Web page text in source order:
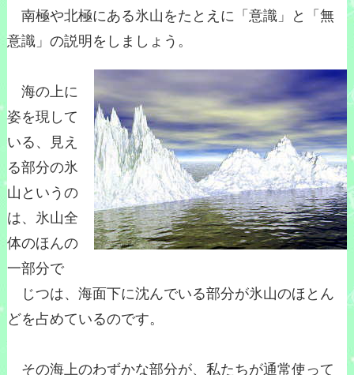
南極や北極にある氷山をたとえに「意識」と「無
意識」の説明をしましょう。
海の上に
姿を現して
いる、見え
る部分の氷
山というの
は、氷山全
体のほんの
一部分で
じつは、海面下に沈んでいる部分が氷山のほとん
どを占めているのです。
その海上のわずかな部分が、私たちが通常使って